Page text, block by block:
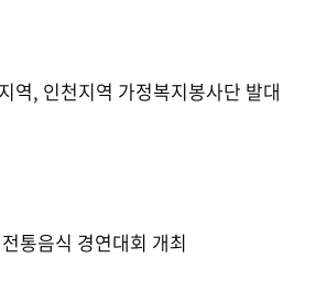
역, 인천지역 가정복지봉사단 발대
통음식 경연대회 개최